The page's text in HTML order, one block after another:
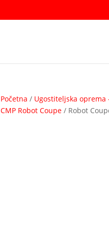
Početna / Ugostiteljska oprema -
CMP Robot Coupe/ Robot